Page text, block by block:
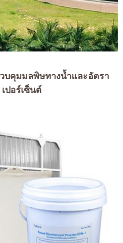
บคุมมลพิษทางน้ำและอัตรา
ปอร์เซ็นต์